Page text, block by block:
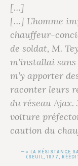
[…]
[…] L’homme
chauffeur-
de soldat, M.
m’installai
m’y apporter
raconter leurs
du réseau
voiture
caution du
« LA RÉSISTANCE
(SEUIL, 1977,